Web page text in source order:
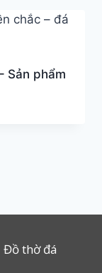
Sản phẩm
Đồ thờ đá